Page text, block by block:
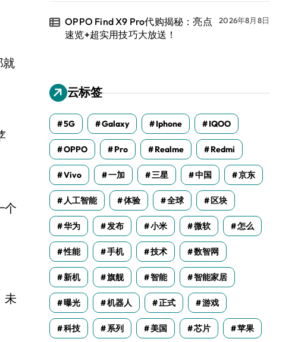
就
个
未
OPPO Find X9 Pro代购揭秘：亮点
速览+超实用技巧大放送！
2026年8月8日
云标签
5G Galaxy Iphone IQOO
OPPO Pro Realme Redmi
Vivo 一加 三星 中国 京东
人工智能 体验 全球 区块
华为 发布 小米 微软 怎么
性能 手机 技术 数智网
新机 旗舰 智能 智能家居
曝光 机器人 正式 游戏
科技 系列 美国 芯片 苹果